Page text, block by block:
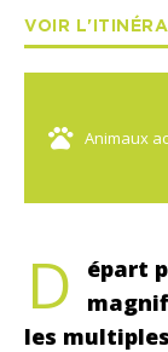
VOIR
Animaux
D
épart
les